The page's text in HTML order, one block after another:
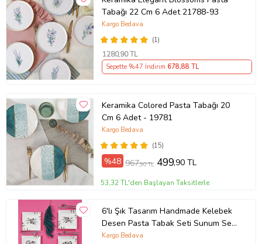
Tabağı 22 Cm 6 Adet 21788-93
(1)
Kargo Bedava
1280,90 TL
Sepette %47 İndirim 678,88 TL
Keramika Colored Pasta Tabağı 20
Cm 6 Adet - 19781
(15)
Kargo Bedava
%48 967,90 TL 499,90 TL
53,32 TL'den Başlayan Taksitlerle
6'lı Şık Tasarım Handmade Kelebek
Desen Pasta Tabak Seti Sunum Seti
Servis Tabakları Tatlı Tabağı 20cm
Kargo Bedava